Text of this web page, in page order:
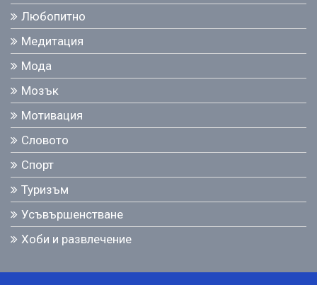
Любопитно
Медитация
Мода
Мозък
Мотивация
Словото
Спорт
Туризъм
Усъвършенстване
Хоби и развлечение